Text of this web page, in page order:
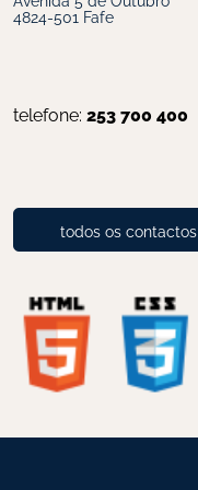
4824-501 Fafe
telefone: 253 700 400
todos os contactos